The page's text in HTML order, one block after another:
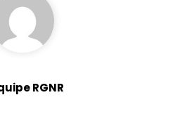
RGNR